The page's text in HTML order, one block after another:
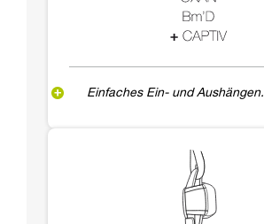
Einfaches Ein- und Aushängen.